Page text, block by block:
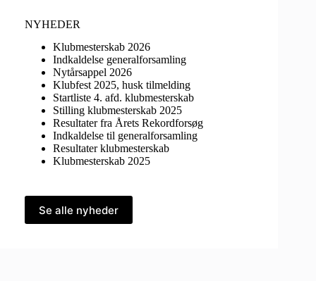
NYHEDER
Klubmesterskab 2026
Indkaldelse generalforsamling
Nytårsappel 2026
Klubfest 2025, husk tilmelding
Startliste 4. afd. klubmesterskab
Stilling klubmesterskab 2025
Resultater fra Årets Rekordforsøg
Indkaldelse til generalforsamling
Resultater klubmesterskab
Klubmesterskab 2025
Se alle nyheder